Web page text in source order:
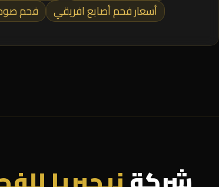
أسعار فحم أصابع افريقي
فحم